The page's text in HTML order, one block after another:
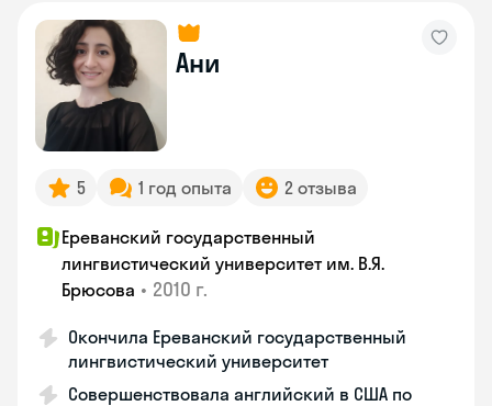
Ани
5 1 год опыта 2 отзыва
Ереванский государственный
лингвистический университет им. В.Я.
Брюсова • 2010 г.
Окончила Ереванский государственный
лингвистический университет
Совершенствовала английский в США по